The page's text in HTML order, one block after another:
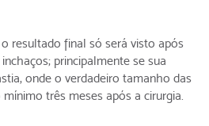
resultado final só será visto após
principalmente se sua
onde o verdadeiro tamanho das
três meses após a cirurgia.